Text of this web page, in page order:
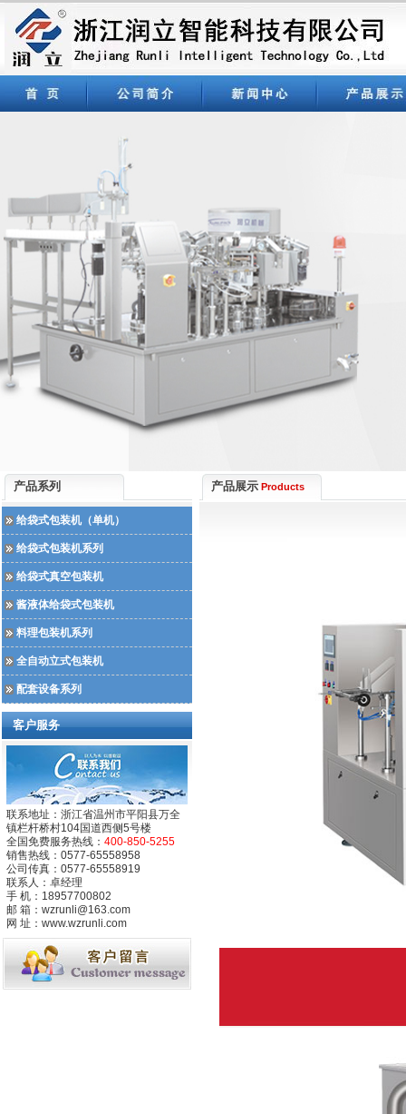
产品系列
给袋式包装机（单机）
给袋式包装机系列
给袋式真空包装机
酱液体给袋式包装机
料理包装机系列
全自动立式包装机
配套设备系列
客户服务
联系地址：浙江省温州市平阳县万全
镇栏杆桥村104国道西侧5号楼
全国免费服务热线： 400-850-5255
销售热线：0577-65558958
公司传真：0577-65558919
联系人：卓经理
手 机：18957700802
邮 箱：wzrunli@163.com
网 址：www.wzrunli.com
产品展示 Products